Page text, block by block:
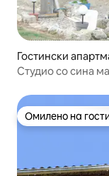
Гостински
Студио со сина
Омилено на
Омилено на